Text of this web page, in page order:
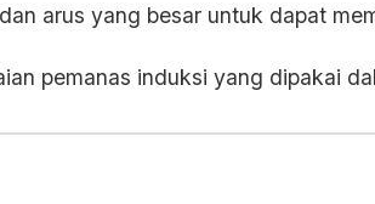
arus yang besar untuk dapat
pemanas induksi yang dipakai